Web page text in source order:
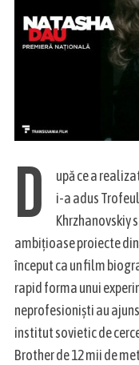
D upă ce a
i-a adus
Khrzhanovskiy
ambițioase proiecte
început ca un film
rapid forma unui
neprofesioniști au
institut sovietic de
Brother de 12 mii de